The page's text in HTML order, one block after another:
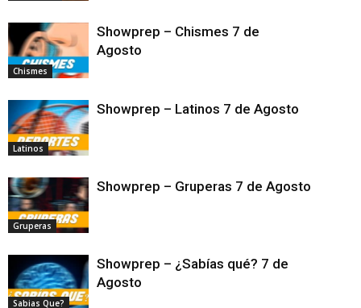
Chismes
Showprep – Chismes 7 de
Agosto
Latinos
Showprep – Latinos 7 de Agosto
Gruperas
Showprep – Gruperas 7 de Agosto
Sabias Que?
Showprep – ¿Sabías qué? 7 de
Agosto